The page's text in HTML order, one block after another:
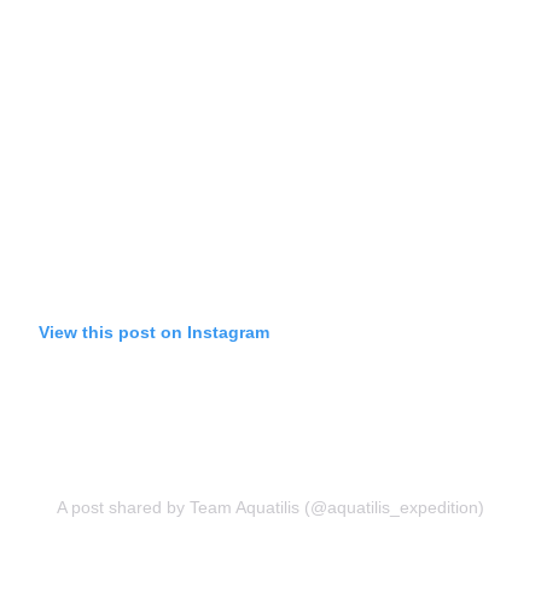
View this post on Instagram
A post shared by Team Aquatilis (@aquatilis_expedition)